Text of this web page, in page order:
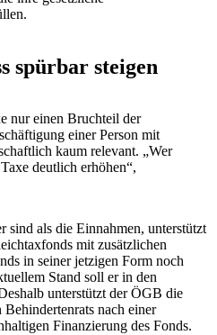
spürbar steigen
nur einen Bruchteil der
einer Person mit
kaum relevant. „Wer
deutlich erhöhen“,
sind als die Einnahmen, unterstützt
mit zusätzlichen
in seiner jetzigen Form noch
Stand soll er in den
unterstützt der ÖGB die
nach einer
Finanzierung des Fonds.